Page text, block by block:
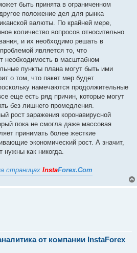
быть принята в ограниченном
положение дел для рынка
валюты. По крайней мере,
количество вопросов относительно
и их необходимо решать в
является то, что
необходимость в масштабном
пункты плана могут быть ими
о том, что пакет мер будет
намечаются продолжительные
еще есть ряд причин, которые могут
без лишнего промедления.
рост заражения коронавирусной
пока не смогла даже массовая
принимать более жесткие
экономический рост. А значит,
нужны как никогда.
страницах InstaForex.Com
от компании InstaForex